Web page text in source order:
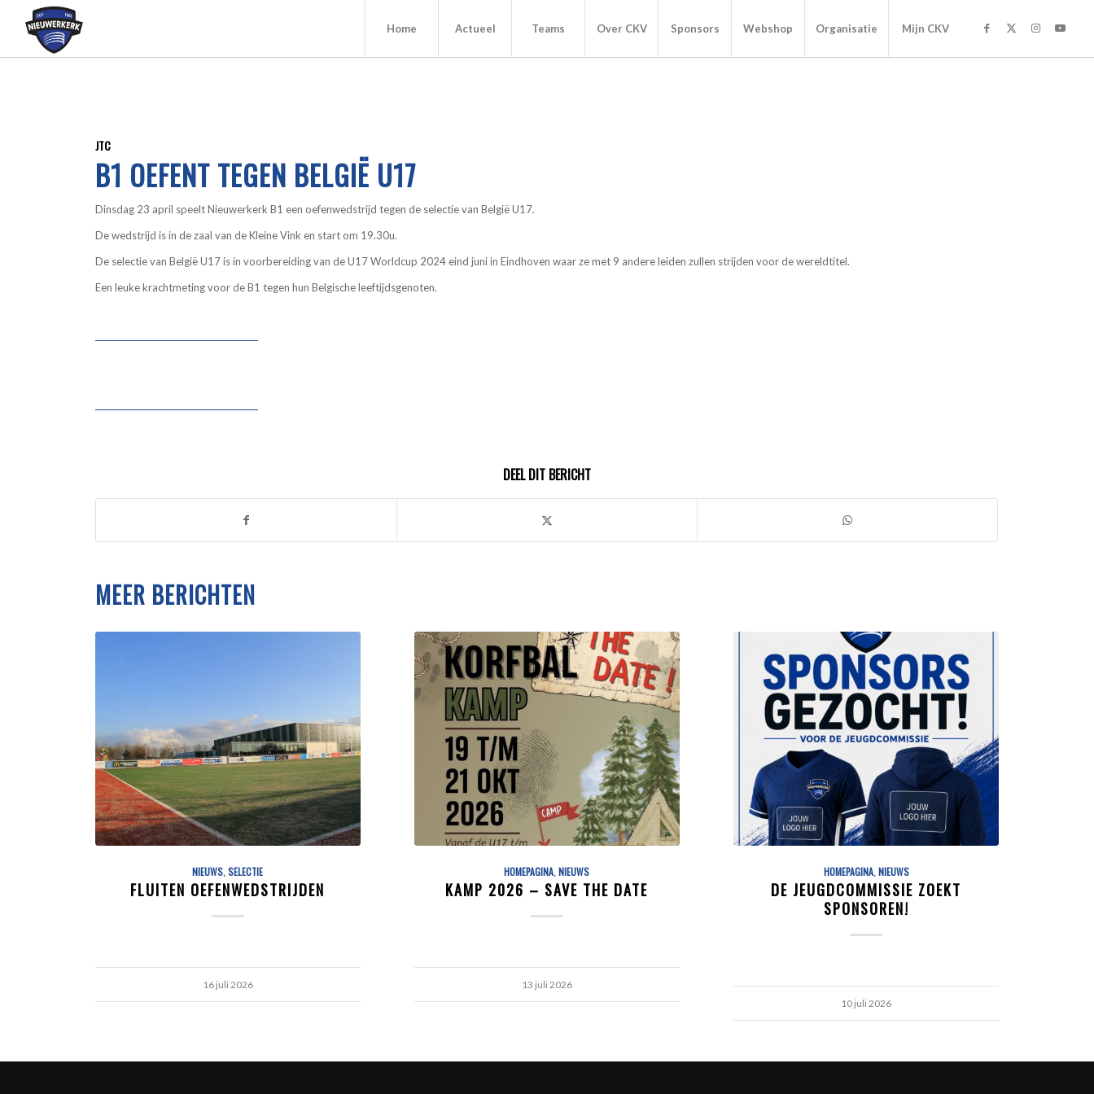
Home Actueel Teams Over CKV Sponsors Webshop Organisatie Mijn CKV
JTC
B1 OEFENT TEGEN BELGIË U17
Dinsdag 23 april speelt Nieuwerkerk B1 een oefenwedstrijd tegen de selectie van België U17.
De wedstrijd is in de zaal van de Kleine Vink en start om 19.30u.
De selectie van België U17 is in voorbereiding van de U17 Worldcup 2024 eind juni in Eindhoven waar ze met 9 andere leiden zullen strijden voor de wereldtitel.
Een leuke krachtmeting voor de B1 tegen hun Belgische leeftijdsgenoten.
DEEL DIT BERICHT
MEER BERICHTEN
NIEUWS,SELECTIE
FLUITEN OEFENWEDSTRIJDEN
16 juli 2026
HOMEPAGINA,NIEUWS
KAMP 2026 – SAVE THE DATE
13 juli 2026
HOMEPAGINA,NIEUWS
DE JEUGDCOMMISSIE ZOEKT
SPONSOREN!
10 juli 2026